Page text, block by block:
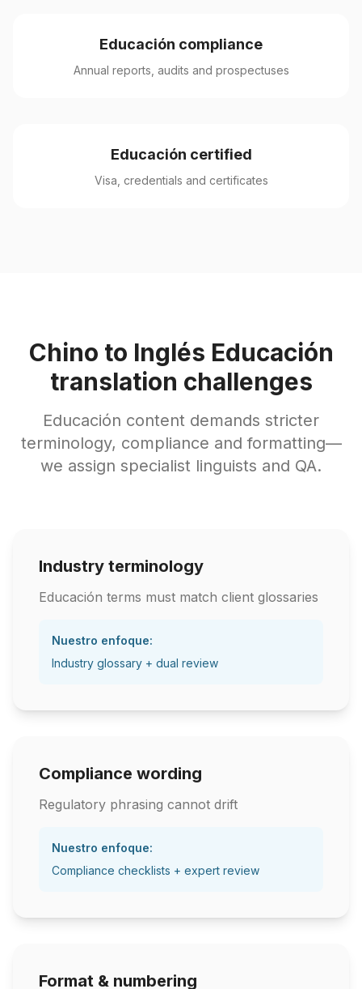
Educación compliance
Annual reports, audits and prospectuses
Educación certified
Visa, credentials and certificates
Chino to Inglés Educación
translation challenges
Educación content demands stricter
terminology, compliance and formatting—
we assign specialist linguists and QA.
Industry terminology
Educación terms must match client glossaries
Nuestro enfoque:
Industry glossary + dual review
Compliance wording
Regulatory phrasing cannot drift
Nuestro enfoque:
Compliance checklists + expert review
Format & numbering